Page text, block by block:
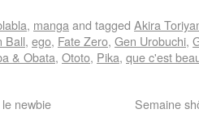
, manga and tagged Akira
Ball, ego, Fate Zero, Gen Urobuchi,
& Obata, Ototo, Pika, que c'est
newbie Semaine